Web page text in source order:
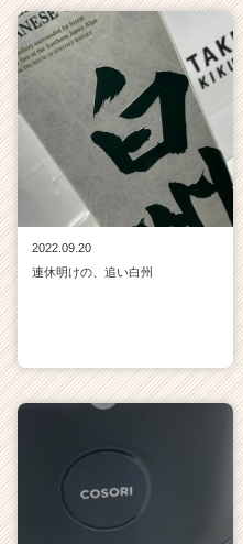
2022.09.20
連休明けの、追い白州